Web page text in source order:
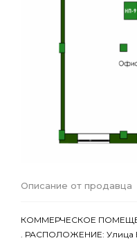
Описание от продавца
КОММЕРЧЕСКОЕ
. РАСПОЛОЖЕНИЕ: Улица